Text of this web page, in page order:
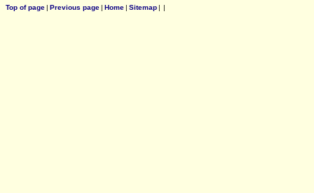
Top of page| Previous page| Home| Sitemap| |